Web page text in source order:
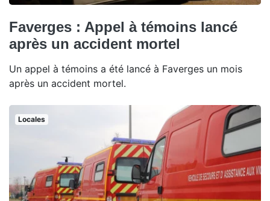
Faverges : Appel à témoins lancé
après un accident mortel
Un appel à témoins a été lancé à Faverges un mois
après un accident mortel.
Locales